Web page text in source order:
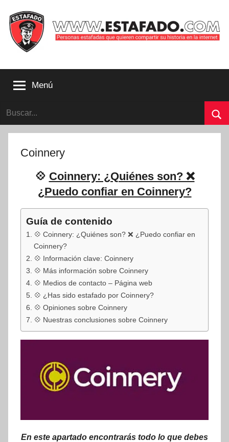
contenido
que
compartir
su
Estafado.com
Menú
Buscar:
Coinnery
💠 Coinnery: ¿Quiénes son? ❌
¿Puedo confiar en Coinnery?
Guía de contenido
💠 Coinnery: ¿Quiénes son? ❌ ¿Puedo confiar en
Coinnery?
💠 Información clave: Coinnery
💠 Más información sobre Coinnery
💠 Medios de contacto – Página web
💠 ¿Has sido estafado por Coinnery?
💠 Opiniones sobre Coinnery
💠 Nuestras conclusiones sobre Coinnery
En este apartado encontrarás todo lo que debes